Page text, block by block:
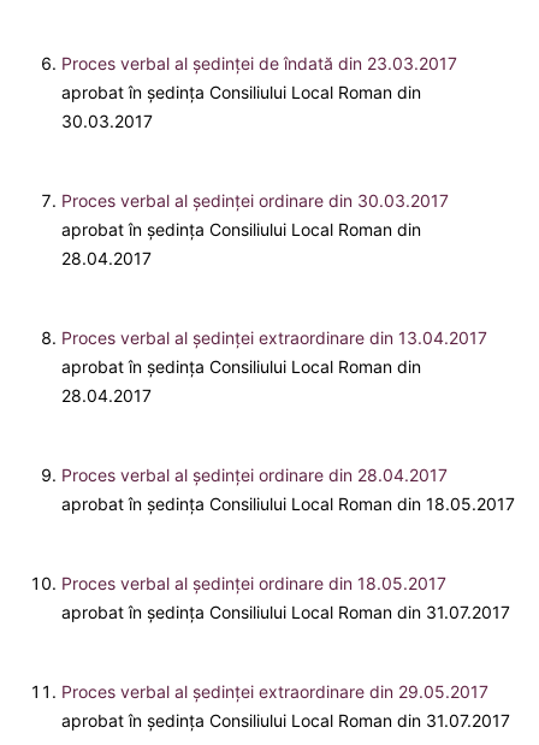
Proces verbal al ședinței de îndată din 23.03.2017
aprobat în ședința Consiliului Local Roman din
30.03.2017
Proces verbal al ședinței ordinare din 30.03.2017
aprobat în ședința Consiliului Local Roman din
28.04.2017
Proces verbal al ședinței extraordinare din 13.04.2017
aprobat în ședința Consiliului Local Roman din
28.04.2017
Proces verbal al ședinței ordinare din 28.04.2017
aprobat în ședința Consiliului Local Roman din 18.05.2017
Proces verbal al ședinței ordinare din 18.05.2017
aprobat în ședința Consiliului Local Roman din 31.07.2017
Proces verbal al ședinței extraordinare din 29.05.2017
aprobat în ședința Consiliului Local Roman din 31.07.2017